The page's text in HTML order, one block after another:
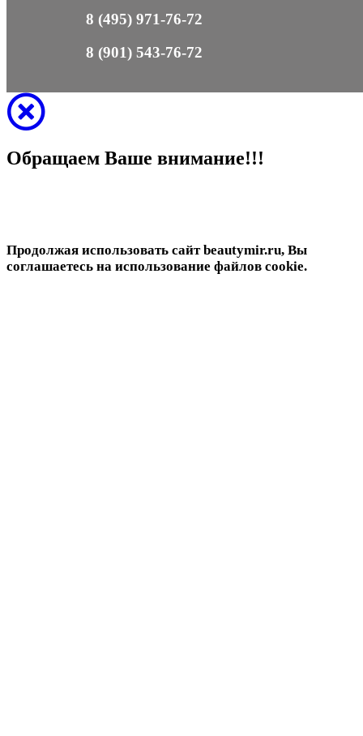
8 (495) 971-76-72
8 (901) 543-76-72
Обращаем Ваше внимание!!!
Продолжая использовать сайт beautymir.ru, Вы
соглашаетесь на использование файлов cookie.